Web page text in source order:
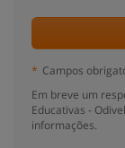
* Campos
Em breve um
Educativas -
informações.